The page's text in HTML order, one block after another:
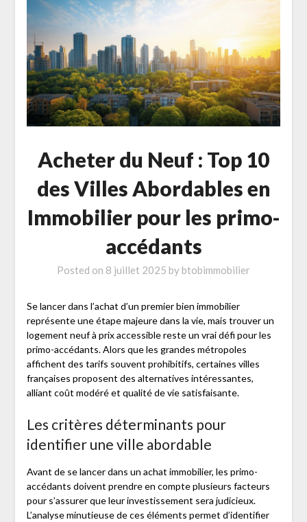
Acheter du Neuf : Top 10
des Villes Abordables en
Immobilier pour les primo-
accédants
Posted on 8 juillet 2025 by btobimmobilier
Se lancer dans l’achat d’un premier bien immobilier
représente une étape majeure dans la vie, mais trouver un
logement neuf à prix accessible reste un vrai défi pour les
primo-accédants. Alors que les grandes métropoles
affichent des tarifs souvent prohibitifs, certaines villes
françaises proposent des alternatives intéressantes,
alliant coût modéré et qualité de vie satisfaisante.
Les critères déterminants pour
identifier une ville abordable
Avant de se lancer dans un achat immobilier, les primo-
accédants doivent prendre en compte plusieurs facteurs
pour s’assurer que leur investissement sera judicieux.
L’analyse minutieuse de ces éléments permet d’identifier